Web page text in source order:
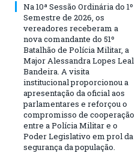
Na 10ª Sessão Ordinária do 1º
Semestre de 2026, os
vereadores receberam a
nova comandante do 51º
Batalhão de Polícia Militar, a
Major Alessandra Lopes Leal
Bandeira. A visita
institucional proporcionou a
apresentação da oficial aos
parlamentares e reforçou o
compromisso de cooperação
entre a Polícia Militar e o
Poder Legislativo em prol da
segurança da população.